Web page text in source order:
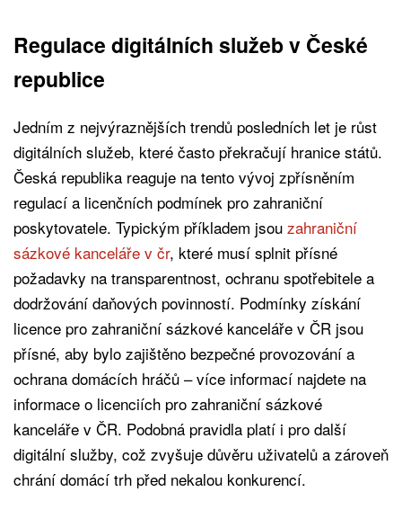
Regulace digitálních služeb v České
republice
Jedním z nejvýraznějších trendů posledních let je růst
digitálních služeb, které často překračují hranice států.
Česká republika reaguje na tento vývoj zpřísněním
regulací a licenčních podmínek pro zahraniční
poskytovatele. Typickým příkladem jsou zahraniční
sázkové kanceláře v čr, které musí splnit přísné
požadavky na transparentnost, ochranu spotřebitele a
dodržování daňových povinností. Podmínky získání
licence pro zahraniční sázkové kanceláře v ČR jsou
přísné, aby bylo zajištěno bezpečné provozování a
ochrana domácích hráčů – více informací najdete na
informace o licenciích pro zahraniční sázkové
kanceláře v ČR. Podobná pravidla platí i pro další
digitální služby, což zvyšuje důvěru uživatelů a zároveň
chrání domácí trh před nekalou konkurencí.